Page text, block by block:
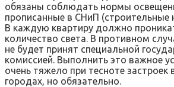
обязаны соблюдать нормы
прописанные в СНиП (строительные
В каждую квартиру должно
количество света. В противном
не будет принят специальной
комиссией. Выполнить это важное
очень тяжело при тесноте застроек
городах, но обязательно.